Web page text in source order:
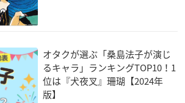
薄桜鬼 黎明録
オタクが選ぶ「桑島法子が演じ
るキャラ」ランキングTOP10！1
位は『犬夜叉』珊瑚【2024年
版】